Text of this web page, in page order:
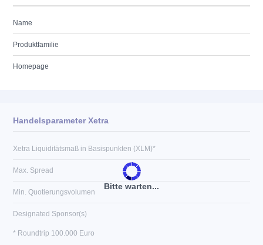
Name
Produktfamilie
Homepage
Bitte warten...
Handelsparameter Xetra
Xetra Liquiditätsmaß in Basispunkten (XLM)*
Max. Spread
Min. Quotierungsvolumen
Designated Sponsor(s)
* Roundtrip 100.000 Euro